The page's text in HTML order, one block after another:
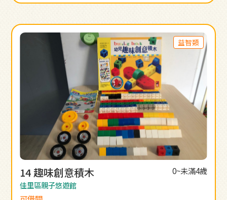
益智類
14 趣味創意積木 0~未滿4歲
佳里區親子悠遊館